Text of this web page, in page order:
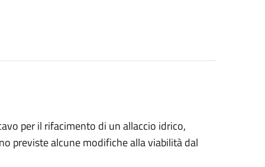
per il rifacimento di un allaccio idrico,
previste alcune modifiche alla viabilità dal